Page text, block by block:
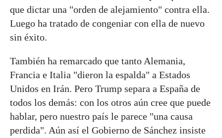
que dictar una "orden de alejamiento" contra ella.
Luego ha tratado de congeniar con ella de nuevo
sin éxito.
También ha remarcado que tanto Alemania,
Francia e Italia "dieron la espalda" a Estados
Unidos en Irán. Pero Trump separa a España de
todos los demás: con los otros aún cree que puede
hablar, pero nuestro país le parece "una causa
perdida". Aún así el Gobierno de Sánchez insiste